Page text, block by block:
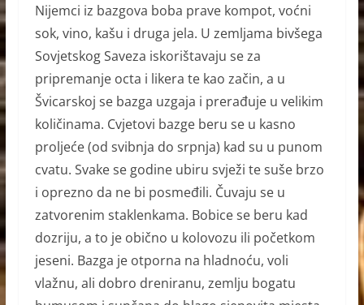
Nijemci iz bazgova boba prave kompot, voćni
sok, vino, kašu i druga jela. U zemljama bivšega
Sovjetskog Saveza iskorištavaju se za
pripremanje octa i likera te kao začin, a u
Švicarskoj se bazga uzgaja i prerađuje u velikim
količinama. Cvjetovi bazge beru se u kasno
proljeće (od svibnja do srpnja) kad su u punom
cvatu. Svake se godine ubiru svježi te suše brzo
i oprezno da ne bi posmeđili. Čuvaju se u
zatvorenim staklenkama. Bobice se beru kad
dozriju, a to je obično u kolovozu ili početkom
jeseni. Bazga je otporna na hladnoću, voli
vlažnu, ali dobro dreniranu, zemlju bogatu